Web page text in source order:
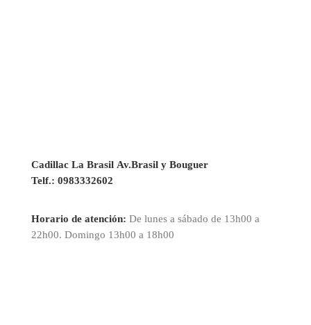
Cadillac La Brasil Av.Brasil y Bouguer
Telf.: 0983332602
Horario de atención: De lunes a sábado de 13h00 a
22h00. Domingo 13h00 a 18h00